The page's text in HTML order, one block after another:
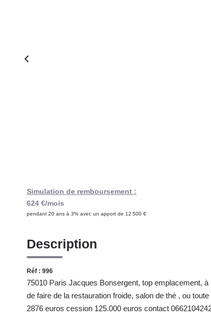
Simulation de remboursement :
624 €/mois
pendant 20 ans à 3% avec un apport de 12 500 €
Description
Réf : 996
75010 Paris Jacques Bonsergent, top emplacement,
de faire de la restauration froide, salon de thé , ou
2876 euros cession 125.000 euros contact